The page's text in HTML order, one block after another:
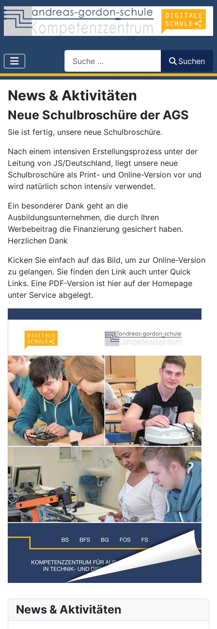
Suchen
News & Aktivitäten
Neue Schulbroschüre der AGS
Sie ist fertig, unsere neue Schulbroschüre.
Nach einem intensiven Erstellungsprozess unter der
Leitung von JS/Deutschland, liegt unsere neue
Schulbroschüre als Print- und Online-Version vor und
wird natürlich schon intensiv verwendet.
Ein besonderer Dank geht an die
Ausbildungsunternehmen, die durch Ihren
Werbebeitrag die Finanzierung gesichert haben.
Herzlichen Dank
Kicken Sie einfach auf das Bild, um zur Online-Version
zu gelangen. Sie finden den Link auch unter Quick
Links. Eine PDF-Version ist hier auf der Homepage
unter Service abgelegt.
News & Aktivitäten